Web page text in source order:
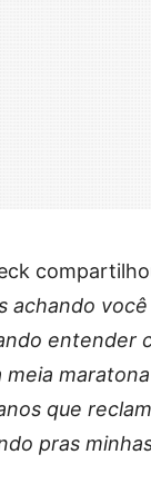
achando
entender
que
pras